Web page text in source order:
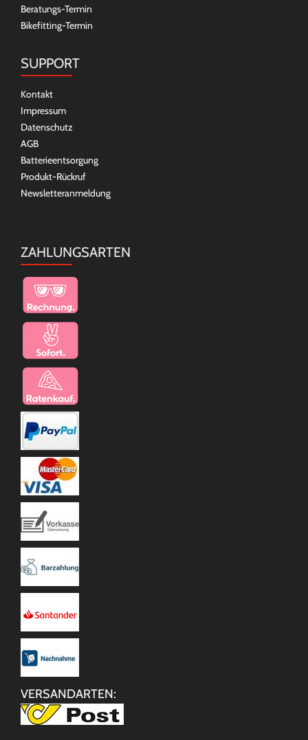
Beratungs-Termin
Bikefitting-Termin
SUPPORT
Kontakt
Impressum
Datenschutz
AGB
Batterieentsorgung
Produkt-Rückruf
Newsletteranmeldung
ZAHLUNGSARTEN
VERSANDARTEN: